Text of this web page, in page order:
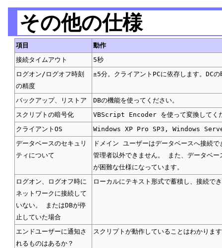
その他の仕様
項目
動作
接続タイムアウト
5秒
ログオン/ログオフ時刻
の精度
±5分。クライアントPCに依存します。DC
バックアップ、リストア
DBの機能を使ってください。
スクリプトの暗号化
VBScript Encoder を使って変換してく
クライアントOS
Windows XP Pro SP3, Windows
データベースのセキュリ
ティについて
ドメイン ユーザーはデータベースへ接
管理者以外できません。 また、データベ
が困難な仕様になっています。
ログオン、ログオフ時に
ネットワークに接続して
いない。 またはDBが停
止していた場合
ローカルにテキスト形式で蓄積し、接続で
エンドユーザーに通知さ
れるものはあるか？
スクリプトが動作していることはわかりま